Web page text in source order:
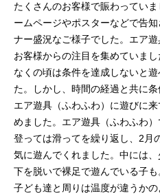
たくさんのお客様で賑わってい
ームページやポスターなどで告
ナー盛況なご様子でした。エア
お客様からの注目を集めていま
なくの頃は条件を達成しないと
た。しかし、時間の経過と共に
エア遊具（ふわふわ）に遊びに
めました。エア遊具（ふわふわ
登っては滑ってを繰り返し、2月
気に遊んでくれました。中には
下を脱いで裸足で遊んでいる子
子ども達と周りは温度が違うか